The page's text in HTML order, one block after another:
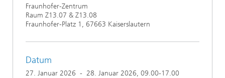
Fraunhofer-Zentrum
Raum Z13.07 & Z13.08
Fraunhofer-Platz 1, 67663 Kaiserslautern
Datum
27. Januar 2026 - 28. Januar 2026, 09.00-17.00